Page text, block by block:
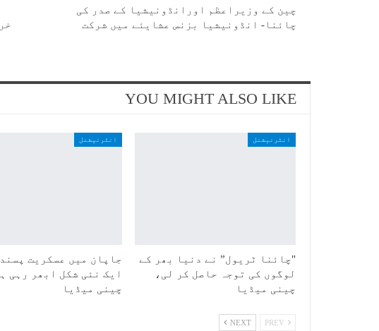
چین کے وزیراعظم اورانڈونیشیا کے صدر کی
چائنا- انڈونیشیا بزنس عشایئے میں شرکت
YOU MIGHT ALSO LIKE
انٹرنیشنل
"چائنا ٹریول” نے دنیا بھر کے
لوگوں کی توجہ حاصل کر لی،
چینی میڈیا
انٹرنیشنل
جاپان میں عسکریت
ایک نئی شکل ابھر رہی
چینی میڈیا
NEXT